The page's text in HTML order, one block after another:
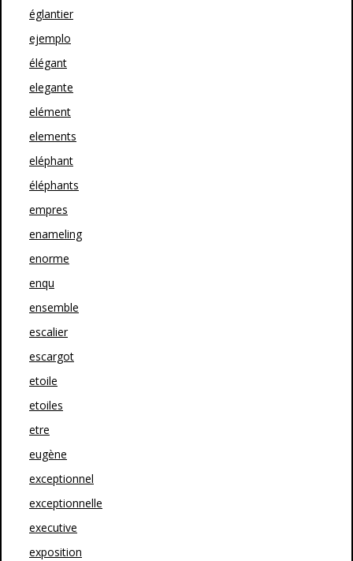
églantier
ejemplo
élégant
elegante
elément
elements
eléphant
éléphants
empres
enameling
enorme
enqu
ensemble
escalier
escargot
etoile
etoiles
etre
eugène
exceptionnel
exceptionnelle
executive
exposition